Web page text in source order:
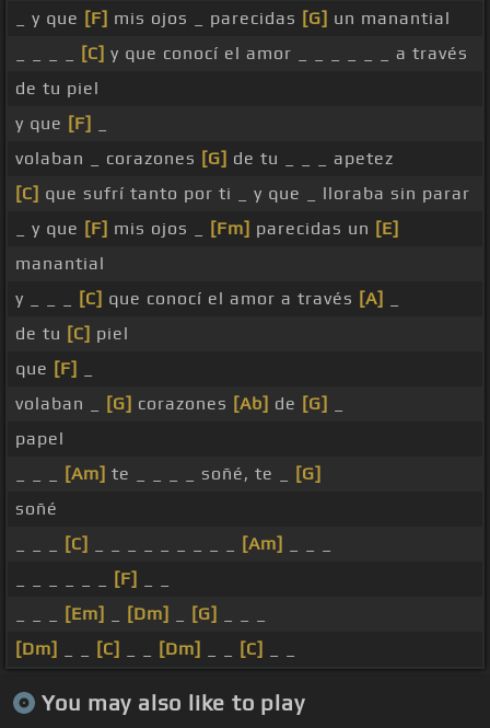
_ y que [F] mis ojos _ parecidas [G] un manantial
[C] y que conocí el amor _ _ _ _ _ _ a través
de tu piel
y que [F]
volaban _ corazones [G] de tu _ _ _ apetez
[C] que sufrí tanto por ti _ y que _ lloraba sin parar
_ y que [F] mis ojos _ [Fm] parecidas un [E]
manantial
y _ _ _
[C] que conocí el amor a través [A]
de tu [C] piel
que [F]
volaban _
[G] corazones [Ab] de [G]
papel
[Am] te _ _ _ _ soñé, te _
[G]
soñé
[C] [Am]
[F]
[Em] [Dm] [G]
[Dm]
[C] [Dm] [C]
You may also like to play